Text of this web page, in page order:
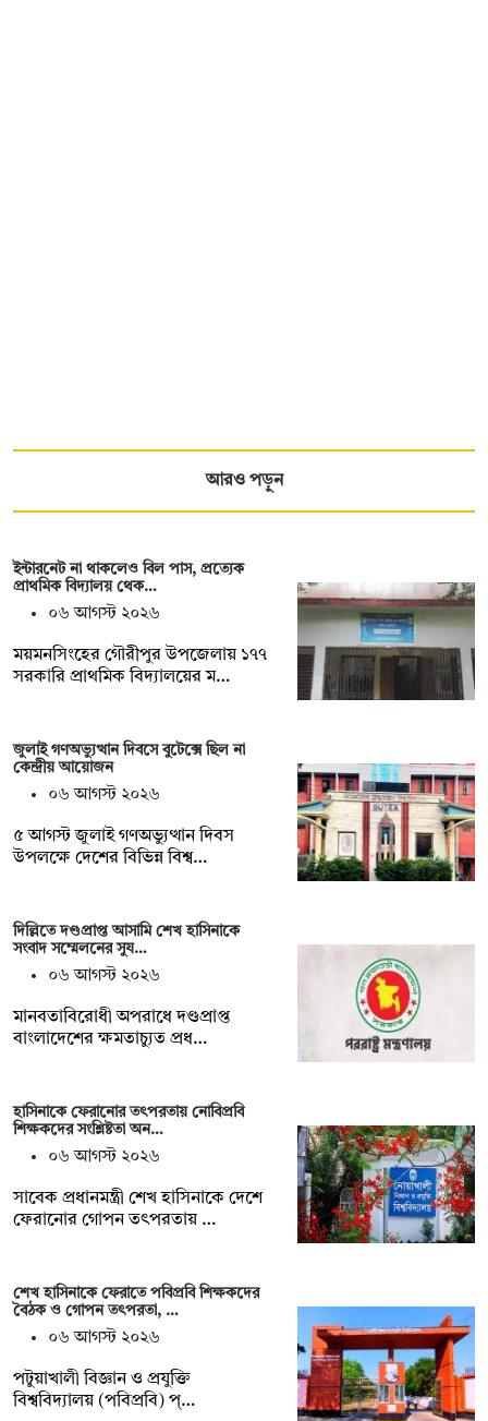
আরও পড়ুন
ইন্টারনেট না থাকলেও বিল পাস, প্রত্যেক
প্রাথমিক বিদ্যালয় থেক…
০৬ আগস্ট ২০২৬
ময়মনসিংহের গৌরীপুর উপজেলায় ১৭৭
সরকারি প্রাথমিক বিদ্যালয়ের ম…
জুলাই গণঅভ্যুত্থান দিবসে বুটেক্সে ছিল না
কেন্দ্রীয় আয়োজন
০৬ আগস্ট ২০২৬
৫ আগস্ট জুলাই গণঅভ্যুত্থান দিবস
উপলক্ষে দেশের বিভিন্ন বিশ্ব…
দিল্লিতে দণ্ডপ্রাপ্ত আসামি শেখ হাসিনাকে
সংবাদ সম্মেলনের সুয…
০৬ আগস্ট ২০২৬
মানবতাবিরোধী অপরাধে দণ্ডপ্রাপ্ত
বাংলাদেশের ক্ষমতাচ্যুত প্রধ…
হাসিনাকে ফেরানোর তৎপরতায় নোবিপ্রবি
শিক্ষকদের সংশ্লিষ্টতা অন…
০৬ আগস্ট ২০২৬
সাবেক প্রধানমন্ত্রী শেখ হাসিনাকে দেশে
ফেরানোর গোপন তৎপরতায় …
শেখ হাসিনাকে ফেরাতে পবিপ্রবি শিক্ষকদের
বৈঠক ও গোপন তৎপরতা, …
০৬ আগস্ট ২০২৬
পটুয়াখালী বিজ্ঞান ও প্রযুক্তি
বিশ্ববিদ্যালয় (পবিপ্রবি) প্…